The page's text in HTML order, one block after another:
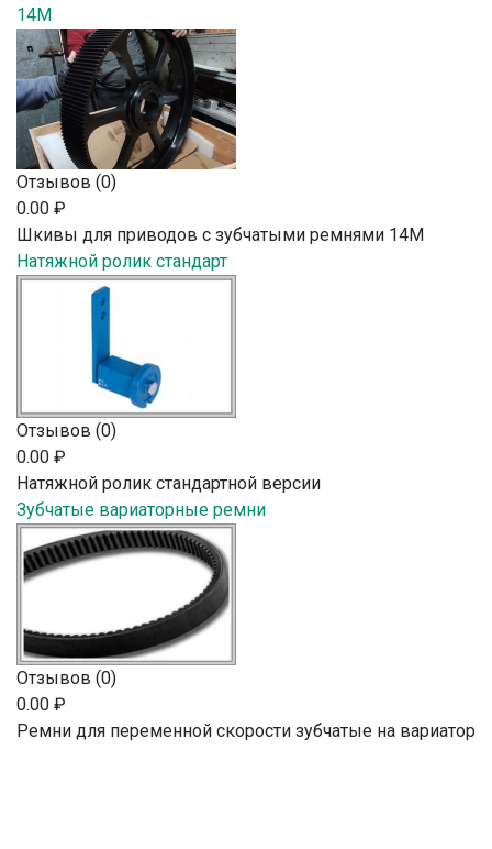
14M
Отзывов (0)
0.00 ₽
Шкивы для приводов с зубчатыми ремнями 14M
Натяжной ролик стандарт
Отзывов (0)
0.00 ₽
Натяжной ролик стандартной версии
Зубчатые вариаторные ремни
Отзывов (0)
0.00 ₽
Ремни для переменной скорости зубчатые на вариатор